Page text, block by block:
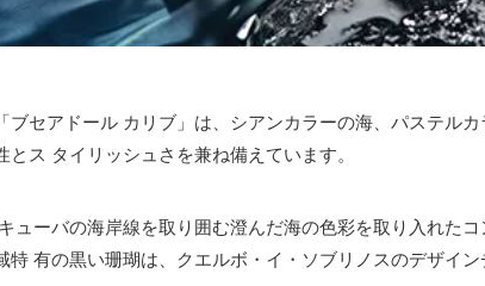
ブセアドール カリブ」は、シアンカラーの海、パステル
ス タイリッシュさを兼ね備えています。
ューバの海岸線を取り囲む澄んだ海の色彩を取り入れ
特 有の黒い珊瑚は、クエルボ・イ・ソブリノスのデザイ